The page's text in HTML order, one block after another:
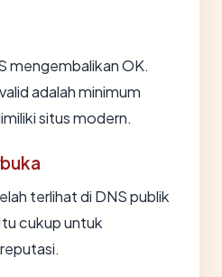
mengembalikan OK.
adalah minimum
situs modern.
terlihat di DNS publik
cukup untuk